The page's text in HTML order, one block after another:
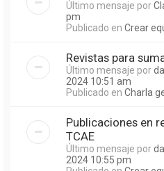
Último mensaje por
pm
Publicado en Crear
Revistas para
Último mensaje por
2024 10:51 am
Publicado en Charla
Publicaciones en
TCAE
Último mensaje por
2024 10:55 pm